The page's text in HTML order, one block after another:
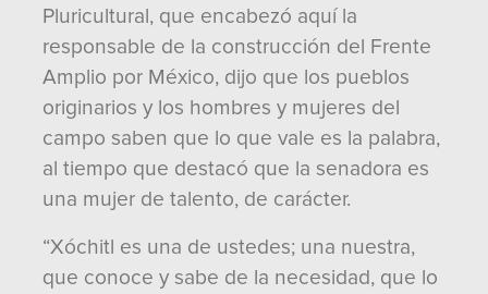
Pluricultural, que encabezó aquí la
responsable de la construcción del Frente
Amplio por México, dijo que los pueblos
originarios y los hombres y mujeres del
campo saben que lo que vale es la palabra,
al tiempo que destacó que la senadora es
una mujer de talento, de carácter.
“Xóchitl es una de ustedes; una nuestra,
que conoce y sabe de la necesidad, que lo